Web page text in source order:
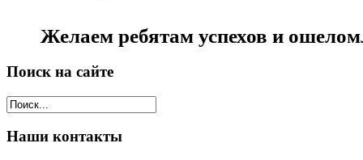
Желаем ребятам успехов и
Поиск на сайте
Наши контакты